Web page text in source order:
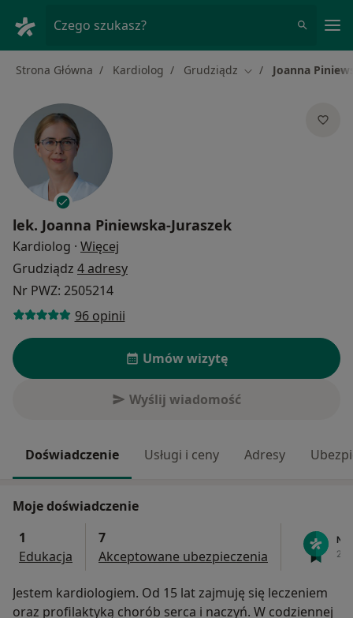
Czego szukasz?
Strona Główna Kardiolog Grudziądz Zmień miasto
Joanna
lek. Joanna Piniewska-Juraszek
Kardiolog · Więcej
Grudziądz 4 adresy
Nr PWZ: 2505214
96 opinii
Umów wizytę
Wyślij wiadomość
Doświadczenie Usługi i ceny Adresy
Moje doświadczenie
1
Edukacja
7
Akceptowane ubezpieczenia
Jestem kardiologiem. Od 15 lat zajmuję się leczeniem
oraz profilaktyką chorób serca i naczyń. W codziennej